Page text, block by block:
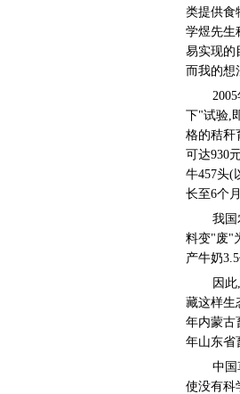
类提供食
学煜先生
易实现的
而我的想
下"试验,
格的秸秆
可达930
牛457头(
长至6个
我国
料变"废"
产牛奶
因
藏这样生
年内蒙古
年山东省
中国
使没有科